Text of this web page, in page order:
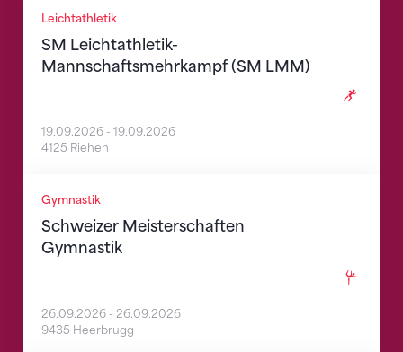
Leichtathletik
SM Leichtathletik-
Mannschaftsmehrkampf (SM LMM)
19.09.2026 - 19.09.2026
4125 Riehen
Gymnastik
Schweizer Meisterschaften
Gymnastik
26.09.2026 - 26.09.2026
9435 Heerbrugg